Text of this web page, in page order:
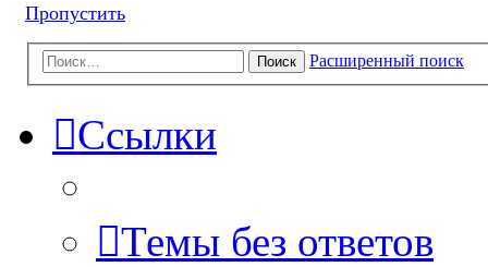
Пропустить
Поиск Расширенный поиск
Ссылки
Темы без ответов